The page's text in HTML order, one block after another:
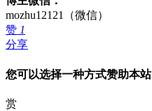
mozhu12121（微信）
赞 1
分享
您可以选择一种方式赞助本站
赏